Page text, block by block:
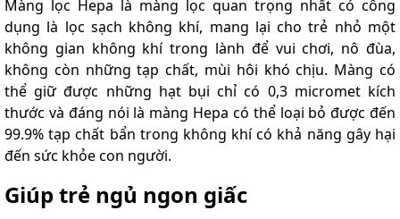
Màng lọc Hepa là màng lọc quan trọng nhất có công
dụng là lọc sạch không khí, mang lại cho trẻ nhỏ một
không gian không khí trong lành để vui chơi, nô đùa,
không còn những tạp chất, mùi hôi khó chịu. Màng có
thể giữ được những hạt bụi chỉ có 0,3 micromet kích
thước và đáng nói là màng Hepa có thể loại bỏ được đến
99.9% tạp chất bẩn trong không khí có khả năng gây hại
đến sức khỏe con người.
Giúp trẻ ngủ ngon giấc